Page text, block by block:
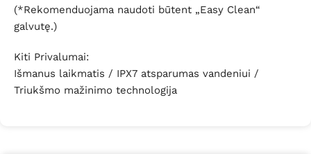
(*Rekomenduojama naudoti būtent „Easy Clean“
galvutę.)
Kiti Privalumai:
Išmanus laikmatis / IPX7 atsparumas vandeniui /
Triukšmo mažinimo technologija